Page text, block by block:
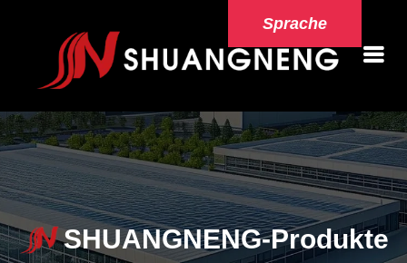
Sprache
SHUANGNENG-Produkte